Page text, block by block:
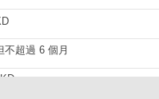
不超過 6 個月